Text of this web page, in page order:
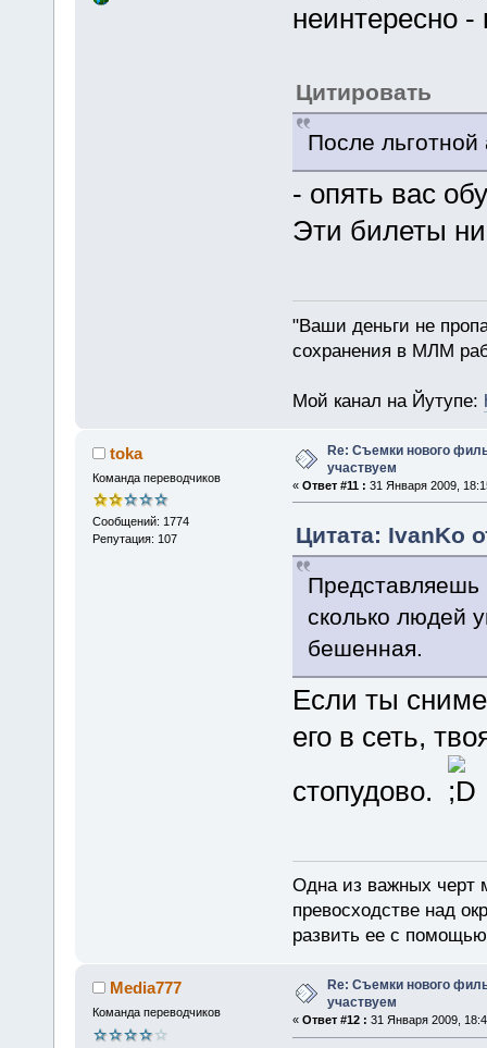
неинтересно -
Цитировать
После льготной
- опять вас
Эти билеты
"Ваши деньги не
сохранения в МЛМ
Мой канал на Йутупе:
toka
Команда переводчиков
Сообщений: 1774
Репутация: 107
Re: Съемки нового
участвуем
« Ответ #11 : 31 Января 2009,
Цитата: IvanKo
Представляешь
сколько людей
бешенная.
Если ты
его в сеть,
стопудово.
Одна из важных черт
превосходстве над
развить ее с
Media777
Команда переводчиков
Re: Съемки нового
участвуем
« Ответ #12 : 31 Января 2009,